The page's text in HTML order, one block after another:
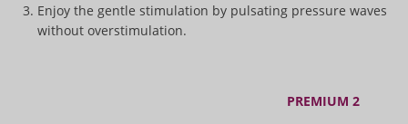
Enjoy the gentle stimulation by pulsating pressure waves
without overstimulation.
PREMIUM 2